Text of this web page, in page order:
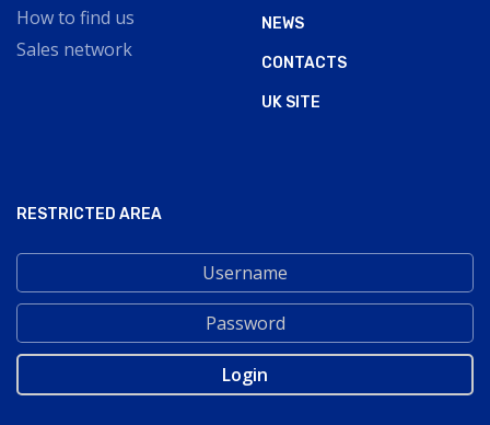
How to find us
Sales network
NEWS
CONTACTS
UK SITE
RESTRICTED AREA